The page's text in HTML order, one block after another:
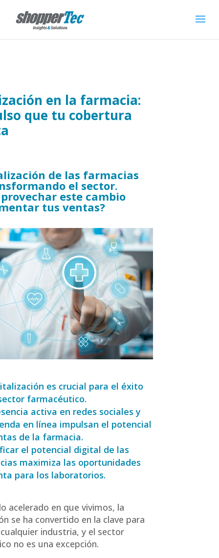
en la farmacia:
que tu cobertura
de las farmacias
el sector.
este cambio
tus ventas?
es crucial para el éxito
farmacéutico.
activa en redes sociales y
en línea impulsan el potencial
de la farmacia.
el potencial digital de las
maximiza las oportunidades
para los laboratorios.
acelerado en que vivimos, la
se ha convertido en la clave para
industria, y el sector
no es una excepción.